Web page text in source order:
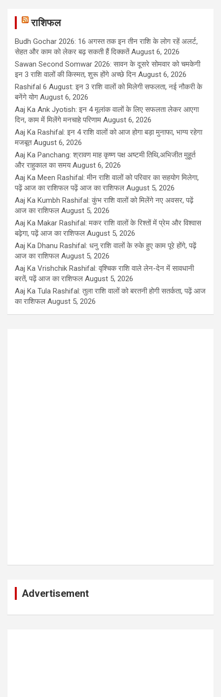
राशिफल
Budh Gochar 2026: 16 अगस्त तक इन तीन राशि के लोग रहें अलर्ट,
सेहत और काम को लेकर बढ़ सकती हैं दिक्कतें August 6, 2026
Sawan Second Somwar 2026: सावन के दूसरे सोमवार को चमकेगी
इन 3 राशि वालों की किस्मत, शुरू होंगे अच्छे दिन August 6, 2026
Rashifal 6 August: इन 3 राशि वालों को मिलेगी सफलता, नई नौकरी के
बनेंगे योग August 6, 2026
Aaj Ka Ank Jyotish: इन 4 मूलांक वालों के लिए सफलता लेकर आएगा
दिन, काम में मिलेंगे मनचाहे परिणाम August 6, 2026
Aaj Ka Rashifal: इन 4 राशि वालों को आज होगा बड़ा मुनाफा, भाग्य रहेगा
मजबूत August 6, 2026
Aaj Ka Panchang: श्रावण माह कृष्ण पक्ष अष्टमी तिथि,अभिजीत मुहूर्त
और राहुकाल का समय August 6, 2026
Aaj Ka Meen Rashifal: मीन राशि वालों को परिवार का सहयोग मिलेगा,
पढ़ें आज का राशिफल पढ़ें आज का राशिफल August 5, 2026
Aaj Ka Kumbh Rashifal: कुंभ राशि वालों को मिलेंगे नए अवसर, पढ़ें
आज का राशिफल August 5, 2026
Aaj Ka Makar Rashifal: मकर राशि वालों के रिश्तों में प्रेम और विश्वास
बढ़ेगा, पढ़ें आज का राशिफल August 5, 2026
Aaj Ka Dhanu Rashifal: धनु राशि वालों के रुके हुए काम पूरे होंगे, पढ़ें
आज का राशिफल August 5, 2026
Aaj Ka Vrishchik Rashifal: वृश्चिक राशि वाले लेन-देन में सावधानी
बरतें, पढ़ें आज का राशिफल August 5, 2026
Aaj Ka Tula Rashifal: तुला राशि वालों को बरतनी होगी सतर्कता, पढ़ें आज
का राशिफल August 5, 2026
Advertisement